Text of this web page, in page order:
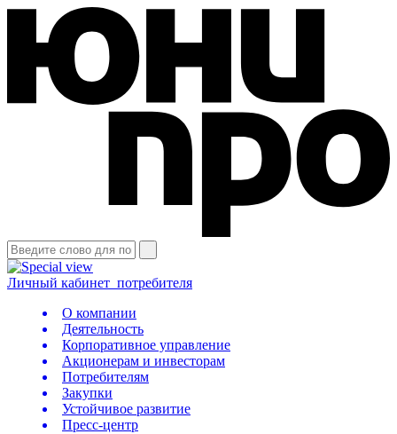
Личный кабинет потребителя
О компании
Деятельность
Корпоративное управление
Акционерам и инвесторам
Потребителям
Закупки
Устойчивое развитие
Пресс-центр